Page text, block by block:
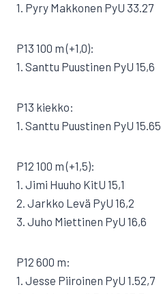
1. Pyry Makkonen PyU 33.27
P13 100 m (+1,0):
1. Santtu Puustinen PyU 15,6
P13 kiekko:
1. Santtu Puustinen PyU 15.65
P12 100 m (+1,5):
1. Jimi Huuho KitU 15,1
2. Jarkko Levä PyU 16,2
3. Juho Miettinen PyU 16,6
P12 600 m:
1. Jesse Piiroinen PyU 1.52,7